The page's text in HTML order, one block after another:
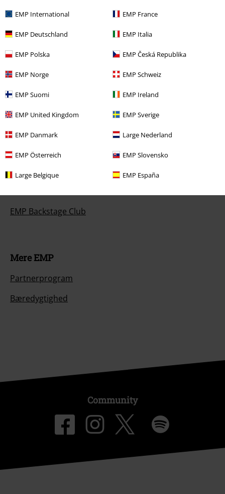
EMP International EMP France
EMP Deutschland EMP Italia
EMP Polska EMP Česká Republika
EMP Norge EMP Schweiz
EMP Suomi EMP Ireland
EMP United Kingdom EMP Sverige
EMP Danmark Large Nederland
EMP Österreich EMP Slovensko
Large Belgique EMP España
Til dig
Konkurrencer
Bestil EMP-gavekort
EMP Backstage Club
Mere EMP
Partnerprogram
Bæredygtighed
Community